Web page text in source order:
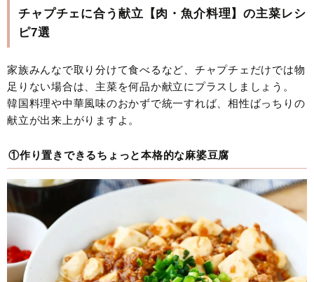
チャプチェに合う献立【肉・魚介料理】の主菜レシ
ピ7選
家族みんなで取り分けて食べるなど、チャプチェだけでは物
足りない場合は、主菜を何品か献立にプラスしましょう。
韓国料理や中華風味のおかずで統一すれば、相性ばっちりの
献立が出来上がりますよ。
①作り置きできるちょっと本格的な麻婆豆腐